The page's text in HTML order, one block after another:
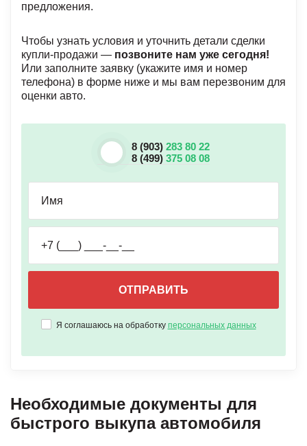
предложения.
Чтобы узнать условия и уточнить детали сделки
купли-продажи — позвоните нам уже сегодня!
Или заполните заявку (укажите имя и номер
телефона) в форме ниже и мы вам перезвоним для
оценки авто.
8 (903) 283 80 22
8 (499) 375 08 08
Я соглашаюсь на обработку персональных данных
Необходимые документы для
быстрого выкупа автомобиля